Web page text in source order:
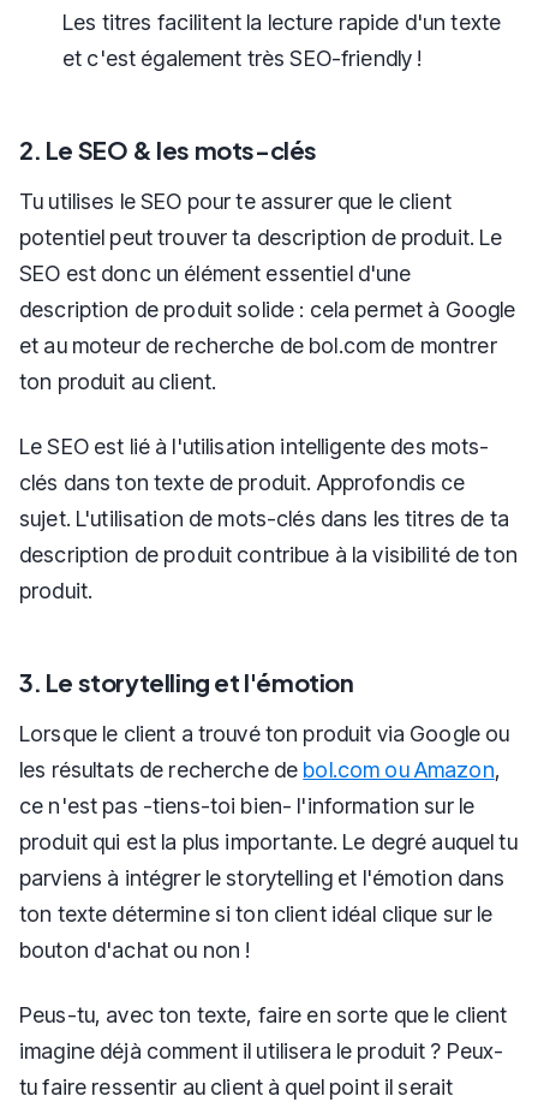
Les titres facilitent la lecture rapide d'un texte
et c'est également très SEO-friendly !
2. Le SEO & les mots-clés
Tu utilises le SEO pour te assurer que le client
potentiel peut trouver ta description de produit. Le
SEO est donc un élément essentiel d'une
description de produit solide : cela permet à Google
et au moteur de recherche de bol.com de montrer
ton produit au client.
Le SEO est lié à l'utilisation intelligente des mots-
clés dans ton texte de produit. Approfondis ce
sujet. L'utilisation de mots-clés dans les titres de ta
description de produit contribue à la visibilité de ton
produit.
3. Le storytelling et l'émotion
Lorsque le client a trouvé ton produit via Google ou
les résultats de recherche de bol.com ou Amazon,
ce n'est pas -tiens-toi bien- l'information sur le
produit qui est la plus importante. Le degré auquel tu
parviens à intégrer le storytelling et l'émotion dans
ton texte détermine si ton client idéal clique sur le
bouton d'achat ou non !
Peus-tu, avec ton texte, faire en sorte que le client
imagine déjà comment il utilisera le produit ? Peux-
tu faire ressentir au client à quel point il serait